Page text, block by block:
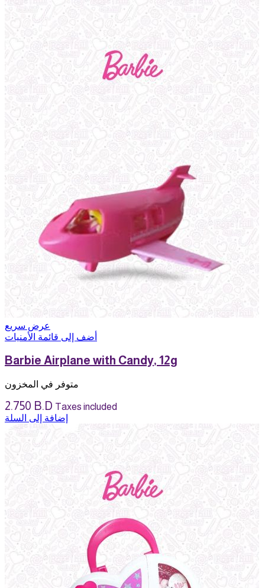
عرض سريع
أضف إلى قائمة الأمنيات
Barbie Airplane with Candy, 12g
متوفر في المخزون
2.750 B.D Taxes included
إضافة إلى السلة